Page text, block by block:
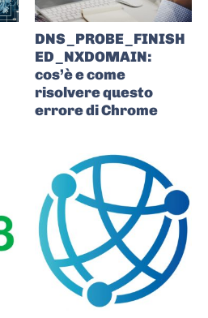
DNS_PROBE_FINISH
ED_NXDOMAIN:
cos’è e come
risolvere questo
errore di Chrome